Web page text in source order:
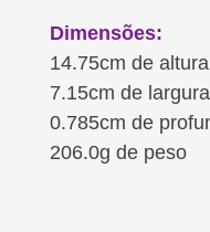
Dimensões:
14.75cm de altura
7.15cm de largura
0.785cm de
206.0g de peso